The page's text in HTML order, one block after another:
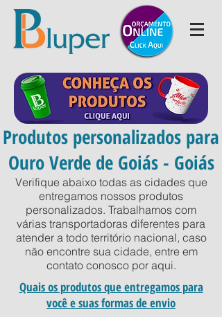
Produtos personalizados para
Ouro Verde de Goiás - Goiás
Verifique abaixo todas as cidades que
entregamos nossos produtos
personalizados. Trabalhamos com
várias transportadoras diferentes para
atender a todo território nacional, caso
não encontre sua cidade, entre em
contato conosco por aqui.
Quais os produtos que entregamos para
você e suas formas de envio